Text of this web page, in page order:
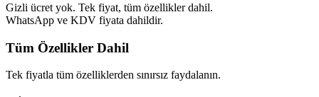
Gizli ücret yok. Tek fiyat, tüm özellikler dahil.
WhatsApp ve KDV fiyata dahildir.
Tüm Özellikler Dahil
Tek fiyatla tüm özelliklerden sınırsız faydalanın.